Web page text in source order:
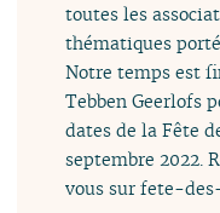
toutes les
thématiques
Notre temps est
Tebben Geerlofs
dates de la Fête
septembre 2022.
vous sur fete-